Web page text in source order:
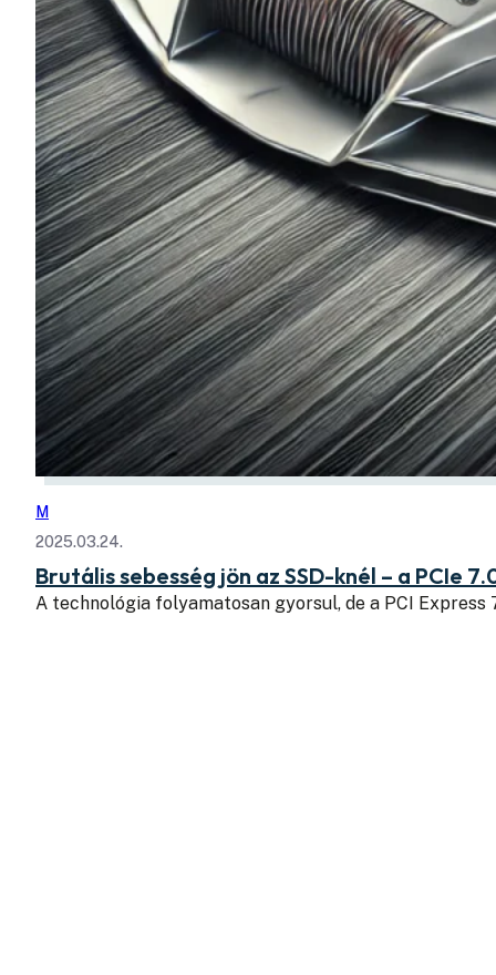
M
2025.03.24.
Brutális sebesség jön az SSD-knél – a PCIe
A technológia folyamatosan gyorsul, de a PCI Express